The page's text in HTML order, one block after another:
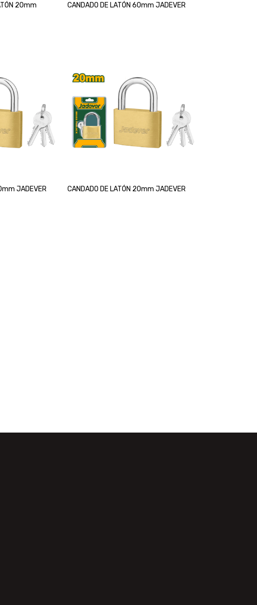
20mm
CANDADO DE LATÓN 60mm JADEVER
JADEVER CANDADO DE LATÓN 20mm JADEVER